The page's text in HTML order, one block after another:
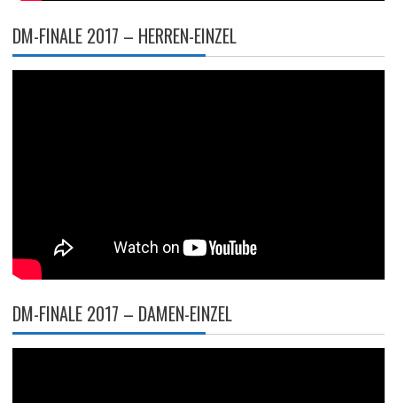
DM-FINALE 2017 – HERREN-EINZEL
DM-FINALE 2017 – DAMEN-EINZEL